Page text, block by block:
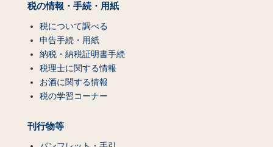
税の情報・手続・用紙
税について調べる
申告手続・用紙
納税・納税証明書手続
税理士に関する情報
お酒に関する情報
税の学習コーナー
刊行物等